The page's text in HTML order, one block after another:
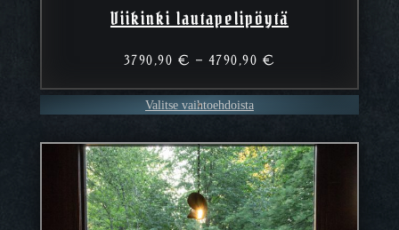
Viikinki lautapelipöytä
3790,90 € – 4790,90 €
–
4790,90 €
Valitse vaihtoehdoista